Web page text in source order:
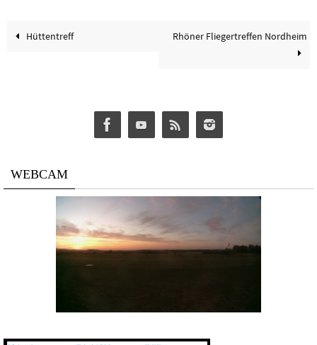
Hüttentreff Rhöner Fliegertreffen Nordheim
WEBCAM